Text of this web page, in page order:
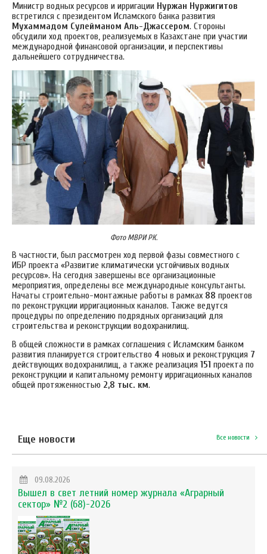
Министр водных ресурсов и ирригации Нуржан Нуржигитов
встретился с президентом Исламского банка развития
Мухаммадом Сулейманом Аль-Джассером. Стороны
обсудили ход проектов, реализуемых в Казахстане при участии
международной финансовой организации, и перспективы
дальнейшего сотрудничества.
Фото МВРИ РК.
В частности, был рассмотрен ход первой фазы совместного с
ИБР проекта «Развитие климатически устойчивых водных
ресурсов». На сегодня завершены все организационные
мероприятия, определены все международные консультанты.
Начаты строительно-монтажные работы в рамках 88 проектов
по реконструкции ирригационных каналов. Также ведутся
процедуры по определению подрядных организаций для
строительства и реконструкции водохранилищ.
В общей сложности в рамках соглашения с Исламским банком
развития планируется строительство 4 новых и реконструкция 7
действующих водохранилищ, а также реализация 151 проекта по
реконструкции и капитальному ремонту ирригационных каналов
общей протяженностью 2,8 тыс. км.
Еще новости Все новости
09.08.2026
Вышел в свет летний номер журнала «Аграрный
сектор» №2 (68)-2026